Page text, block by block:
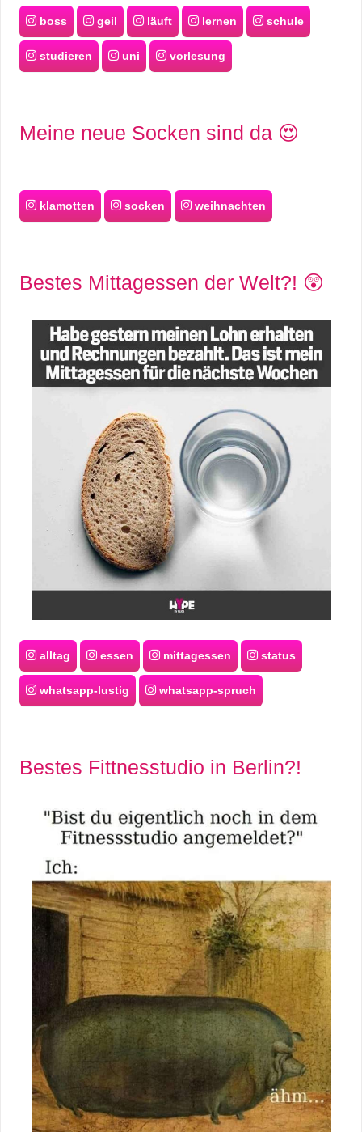
boss geil läuft lernen schule
studieren uni vorlesung
Meine neue Socken sind da 😍
klamotten socken weihnachten
Bestes Mittagessen der Welt?! 😲
alltag essen mittagessen status
whatsapp-lustig whatsapp-spruch
Bestes Fittnesstudio in Berlin?!